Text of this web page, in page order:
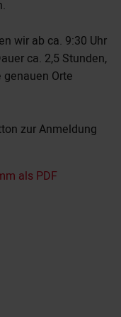
wir ab ca. 9:30 Uhr
ca. 2,5 Stunden,
Orte
zur Anmeldung
als PDF